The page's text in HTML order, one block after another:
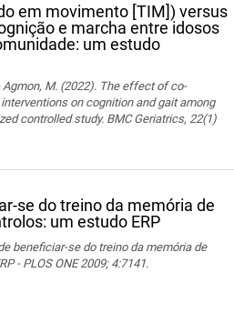
em movimento [TIM]) versus
e marcha entre idosos
um estudo
Agmon, M. (2022). The effect of co-
on cognition and gait among
controlled study. BMC Geriatrics, 22(1)
se do treino da memória de
um estudo ERP
beneficiar-se do treino da memória de
- PLOS ONE 2009; 4:7141.